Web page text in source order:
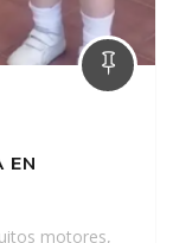
EN
motores,